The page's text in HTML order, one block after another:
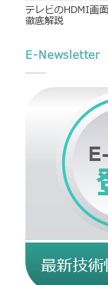
テレビのHDMI画
徹底解説
E-Newsletter